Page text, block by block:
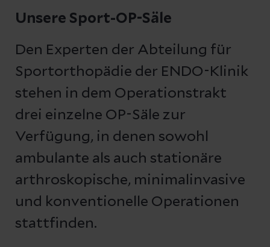
Unsere Sport-OP-Säle
Den Experten der Abteilung für
Sportorthopädie der ENDO-Klinik
stehen in dem Operationstrakt
drei einzelne OP-Säle zur
Verfügung, in denen sowohl
ambulante als auch stationäre
arthroskopische, minimalinvasive
und konventionelle Operationen
stattfinden.